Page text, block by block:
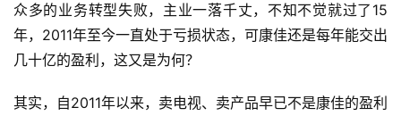
科
技
众多的业务转型失败，主业一落千丈，不知不觉就过了15
年，2011年至今一直处于亏损状态，可康佳还是每年能交出
几十亿的盈利，这又是为何？
其实，自2011年以来，卖电视、卖产品早已不是康佳的盈利